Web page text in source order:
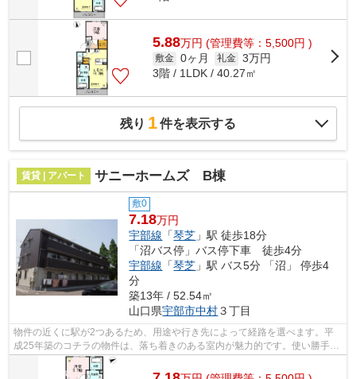
5.88万円 (管理費等：5,500円 )
敷金 0ヶ月 礼金 3万円
3階 / 1LDK / 40.27㎡
残り 1件を表示する
賃貸 | アパート サニーホームズ B棟
敷0
7.18万円
宇部線 「琴芝 」駅 徒歩18分
「沼バス停」バス停下車 徒歩4分
宇部線 「琴芝 」駅 バス5分 「沼」 停歩4
分
築13年 / 52.54㎡
山口県宇部市中村３丁目
物件の近くに駅が2つあるため、用途や行き先によって経路を選べます。平
成25年築のコチラの物件は、落ち着きのある室内が魅力的です。使い勝手の
良いアパートでイチオシの物件です。で...